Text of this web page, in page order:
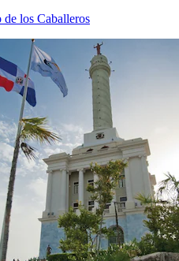
los Caballeros